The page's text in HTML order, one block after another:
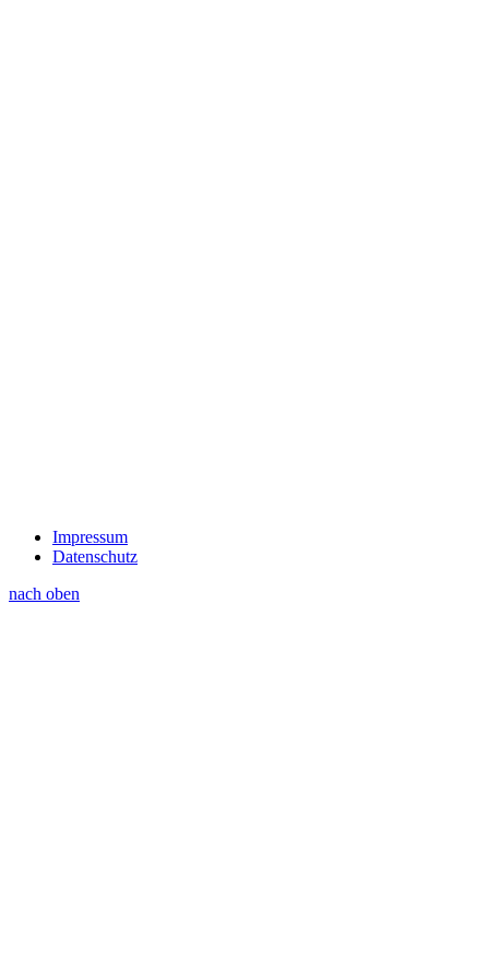
Impressum
Datenschutz
nach oben